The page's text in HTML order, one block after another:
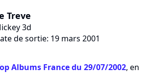
Treve
3d
de sortie: 19 mars 2001
Albums France du 29/07/2002, en